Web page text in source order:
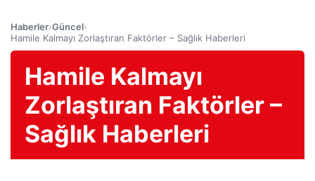
Haberler›Güncel›
Hamile Kalmayı Zorlaştıran Faktörler – Sağlık Haberleri
Hamile Kalmayı
Zorlaştıran Faktörler –
Sağlık Haberleri